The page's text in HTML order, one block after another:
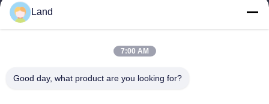
land@szhw-tech.com
Adresse
Land
7:00 AM
Good day, what product are you looking for?